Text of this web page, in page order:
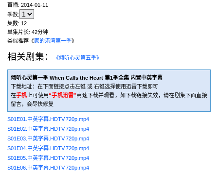
首播: 2014-01-11
季数:
集数: 12
单集片长: 42分钟
类似推荐《家的港湾第一季》
相关剧集： 《倾听心灵第五季》
倾听心灵第一季 When Calls the Heart 第1季全集 内置中英字幕
下载地址：在下面链接点击左键 或 右键选择使用迅雷下载即可
在手机上可使用“手机迅雷”高速下载并观看，如下载链接失效，请在剧集下面直接
留言，会尽快修复
S01E01.中英字幕.HDTV.720p.mp4
S01E02.中英字幕.HDTV.720p.mp4
S01E03.中英字幕.HDTV.720p.mp4
S01E04.中英字幕.HDTV.720p.mp4
S01E05.中英字幕.HDTV.720p.mp4
S01E06.中英字幕.HDTV.720p.mp4